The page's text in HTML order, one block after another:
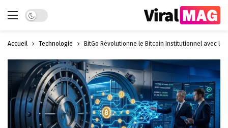
Dark mode
Accueil Technologie BitGo Révolutionne le Bitcoin Institutionnel avec le